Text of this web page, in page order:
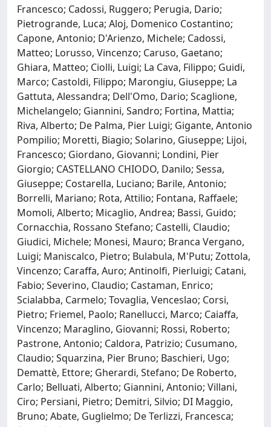
Francesco; Cadossi, Ruggero; Perugia, Dario;
Pietrogrande, Luca; Aloj, Domenico Costantino;
Capone, Antonio; D'Arienzo, Michele; Cadossi,
Matteo; Lorusso, Vincenzo; Caruso, Gaetano;
Ghiara, Matteo; Ciolli, Luigi; La Cava, Filippo; Guidi,
Marco; Castoldi, Filippo; Marongiu, Giuseppe; La
Gattuta, Alessandra; Dell'Omo, Dario; Scaglione,
Michelangelo; Giannini, Sandro; Fortina, Mattia;
Riva, Alberto; De Palma, Pier Luigi; Gigante, Antonio
Pompilio; Moretti, Biagio; Solarino, Giuseppe; Lijoi,
Francesco; Giordano, Giovanni; Londini, Pier
Giorgio; CASTELLANO CHIODO, Danilo; Sessa,
Giuseppe; Costarella, Luciano; Barile, Antonio;
Borrelli, Mariano; Rota, Attilio; Fontana, Raffaele;
Momoli, Alberto; Micaglio, Andrea; Bassi, Guido;
Cornacchia, Rossano Stefano; Castelli, Claudio;
Giudici, Michele; Monesi, Mauro; Branca Vergano,
Luigi; Maniscalco, Pietro; Bulabula, M'Putu; Zottola,
Vincenzo; Caraffa, Auro; Antinolfi, Pierluigi; Catani,
Fabio; Severino, Claudio; Castaman, Enrico;
Scialabba, Carmelo; Tovaglia, Venceslao; Corsi,
Pietro; Friemel, Paolo; Ranellucci, Marco; Caiaffa,
Vincenzo; Maraglino, Giovanni; Rossi, Roberto;
Pastrone, Antonio; Caldora, Patrizio; Cusumano,
Claudio; Squarzina, Pier Bruno; Baschieri, Ugo;
Demattè, Ettore; Gherardi, Stefano; De Roberto,
Carlo; Belluati, Alberto; Giannini, Antonio; Villani,
Ciro; Persiani, Pietro; Demitri, Silvio; DI Maggio,
Bruno; Abate, Guglielmo; De Terlizzi, Francesca;